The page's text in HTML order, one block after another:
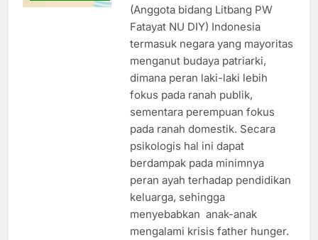
(Anggota bidang Litbang PW
Fatayat NU DIY) Indonesia
termasuk negara yang mayoritas
menganut budaya patriarki,
dimana peran laki-laki lebih
fokus pada ranah publik,
sementara perempuan fokus
pada ranah domestik. Secara
psikologis hal ini dapat
berdampak pada minimnya
peran ayah terhadap pendidikan
keluarga, sehingga
menyebabkan anak-anak
mengalami krisis father hunger.